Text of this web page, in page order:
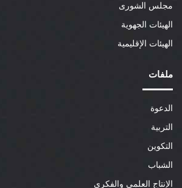
مجلس الشورى
الهيئات الجهوية
الهيئات الإقليمية
ملفات
الدعوة
التربية
التكوين
الشباب
الإنتاج العلمي والفكري